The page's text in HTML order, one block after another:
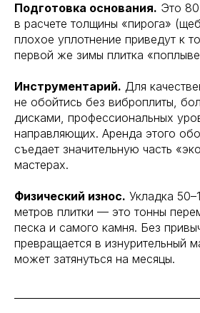
Подготовка основания. Это
в расчете толщины «пирога»
плохое уплотнение приведут к
первой же зимы плитка
Инструментарий. Для
не обойтись без виброплиты,
дисками, профессиональных
направляющих. Аренда этого
съедает значительную часть
мастерах.
Физический износ. Укладка
метров плитки — это тонны
песка и самого камня. Без
превращается в изнурительный
может затянуться на месяцы.